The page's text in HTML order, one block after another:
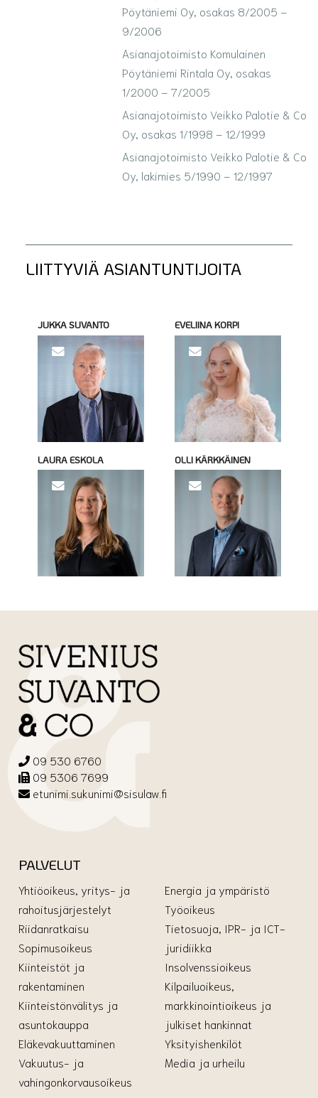
Pöytäniemi Oy, osakas 8/2005 –
9/2006
Asianajotoimisto Komulainen
Pöytäniemi Rintala Oy, osakas
1/2000 – 7/2005
Asianajotoimisto Veikko Palotie & Co
Oy, osakas 1/1998 – 12/1999
Asianajotoimisto Veikko Palotie & Co
Oy, lakimies 5/1990 – 12/1997
LIITTYVIÄ ASIANTUNTIJOITA
JUKKA SUVANTO EVELIINA KORPI
LAURA ESKOLA OLLI KÄRKKÄINEN
09 530 6760
09 5306 7699
etunimi.sukunimi@sisulaw.fi
PALVELUT
Yhtiöoikeus, yritys- ja
rahoitusjärjestelyt
Riidanratkaisu
Sopimusoikeus
Kiinteistöt ja
rakentaminen
Kiinteistönvälitys ja
asuntokauppa
Eläkevakuuttaminen
Vakuutus- ja
vahingonkorvausoikeus
Energia ja ympäristö
Työoikeus
Tietosuoja, IPR- ja ICT-
juridiikka
Insolvenssioikeus
Kilpailuoikeus,
markkinointioikeus ja
julkiset hankinnat
Yksityishenkilöt
Media ja urheilu